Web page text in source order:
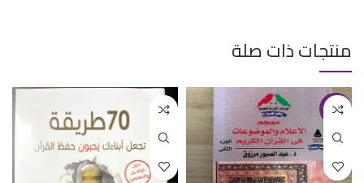
منتجات ذات صلة
-23%